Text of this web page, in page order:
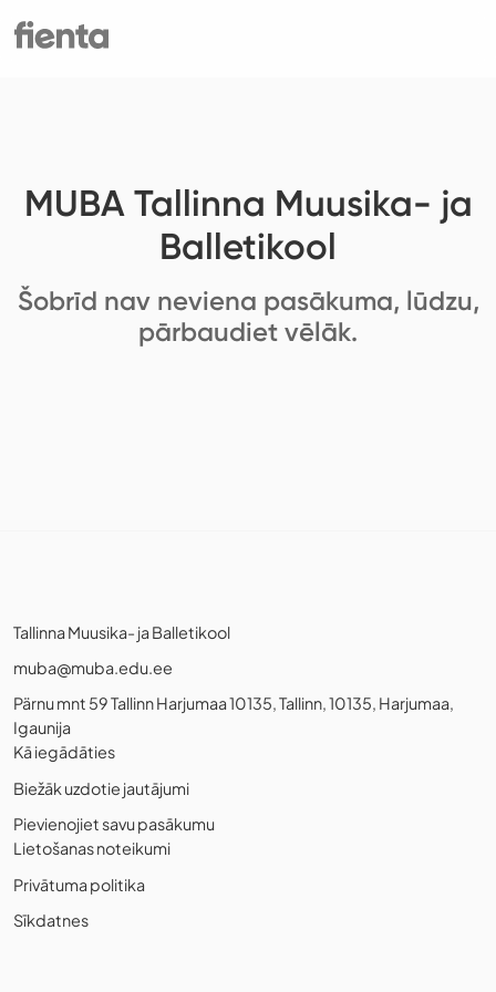
MUBA Tallinna Muusika- ja
Balletikool
Šobrīd nav neviena pasākuma, lūdzu,
pārbaudiet vēlāk.
Tallinna Muusika- ja Balletikool
muba@muba.edu.ee
Pärnu mnt 59 Tallinn Harjumaa 10135, Tallinn, 10135, Harjumaa,
Igaunija
Kā iegādāties
Biežāk uzdotie jautājumi
Pievienojiet savu pasākumu
Lietošanas noteikumi
Privātuma politika
Sīkdatnes